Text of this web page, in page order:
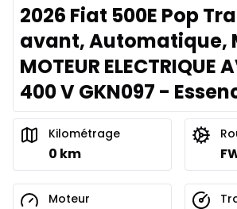
2026 Fiat 500E Pop
avant, Automatique,
MOTEUR ELECTRIQUE
400 V GKN097 -
Kilométrage
0 km
Moteur